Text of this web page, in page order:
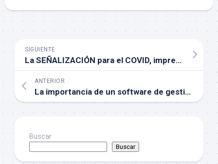
SIGUIENTE
La SEÑALIZACIÓN para el COVID, imprescindible
ANTERIOR
La importancia de un software de gestión y FACTURACIÓN ONLINE
Buscar
Buscar